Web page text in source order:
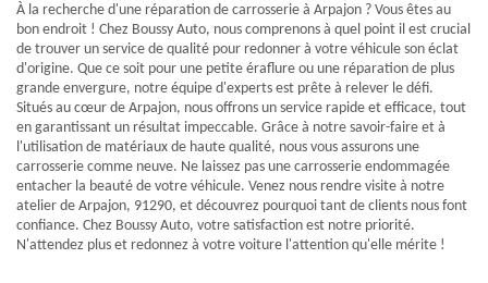
À la recherche d'une réparation de carrosserie à Arpajon ? Vous êtes au
bon endroit ! Chez Boussy Auto, nous comprenons à quel point il est crucial
de trouver un service de qualité pour redonner à votre véhicule son éclat
d'origine. Que ce soit pour une petite éraflure ou une réparation de plus
grande envergure, notre équipe d'experts est prête à relever le défi.
Situés au cœur de Arpajon, nous offrons un service rapide et efficace, tout
en garantissant un résultat impeccable. Grâce à notre savoir-faire et à
l'utilisation de matériaux de haute qualité, nous vous assurons une
carrosserie comme neuve. Ne laissez pas une carrosserie endommagée
entacher la beauté de votre véhicule. Venez nous rendre visite à notre
atelier de Arpajon, 91290, et découvrez pourquoi tant de clients nous font
confiance. Chez Boussy Auto, votre satisfaction est notre priorité.
N'attendez plus et redonnez à votre voiture l'attention qu'elle mérite !